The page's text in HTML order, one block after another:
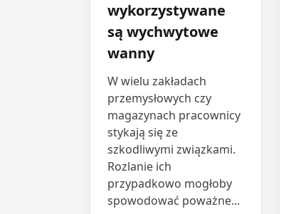
wykorzystywane
są wychwytowe
wanny
W wielu zakładach
przemysłowych czy
magazynach pracownicy
stykają się ze
szkodliwymi związkami.
Rozlanie ich
przypadkowo mogłoby
spowodować poważne...